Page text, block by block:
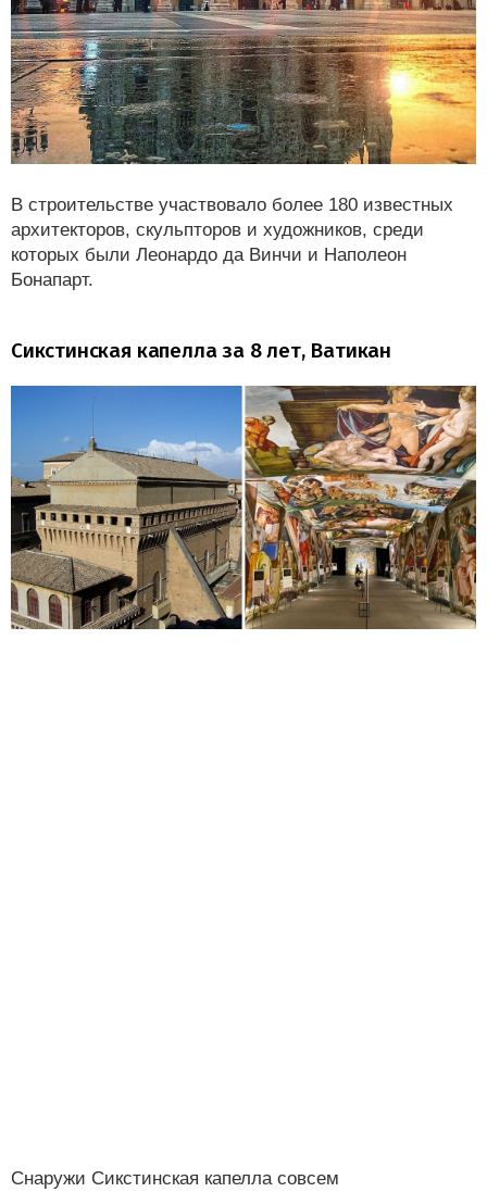
В строительстве участвовало более 180 известных
архитекторов, скульпторов и художников, среди
которых были Леонардо да Винчи и Наполеон
Бонапарт.
Сикстинская капелла за 8 лет, Ватикан
Снаружи Сикстинская капелла совсем